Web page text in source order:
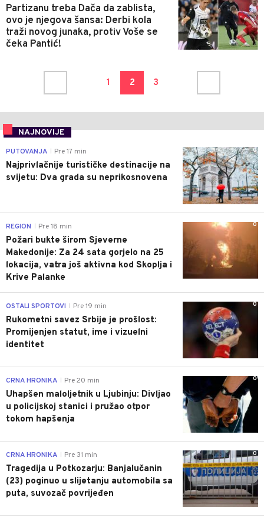
Partizanu treba Dača da zablista,
ovo je njegova šansa: Derbi kola
traži novog junaka, protiv Voše se
čeka Pantić!
1 2 3
NAJNOVIJE
0
PUTOVANJA Pre 17 min
Najprivlačnije turističke destinacije na
svijetu: Dva grada su neprikosnovena
0
REGION Pre 18 min
Požari bukte širom Sjeverne
Makedonije: Za 24 sata gorjelo na 25
lokacija, vatra još aktivna kod Skoplja i
Krive Palanke
0
OSTALI SPORTOVI Pre 19 min
Rukometni savez Srbije je prošlost:
Promijenjen statut, ime i vizuelni
identitet
0
CRNA HRONIKA Pre 20 min
Uhapšen maloljetnik u Ljubinju: Divljao
u policijskoj stanici i pružao otpor
tokom hapšenja
0
CRNA HRONIKA Pre 31 min
Tragedija u Potkozarju: Banjalučanin
(23) poginuo u slijetanju automobila sa
puta, suvozač povrijeđen